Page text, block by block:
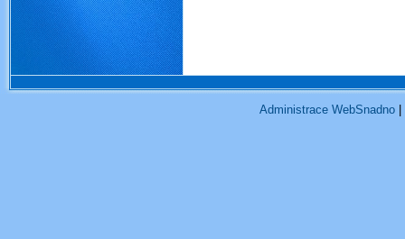
Administrace WebSnadno|